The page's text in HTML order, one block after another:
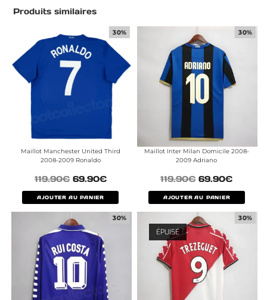
Produits similaires
30%
Maillot Manchester United Third
2008-2009 Ronaldo
119.90€ 69.90€
AJOUTER AU PANIER
30%
Maillot Inter Milan Domicile 2008-
2009 Adriano
119.90€ 69.90€
AJOUTER AU PANIER
30% 30%
ÉPUISÉ